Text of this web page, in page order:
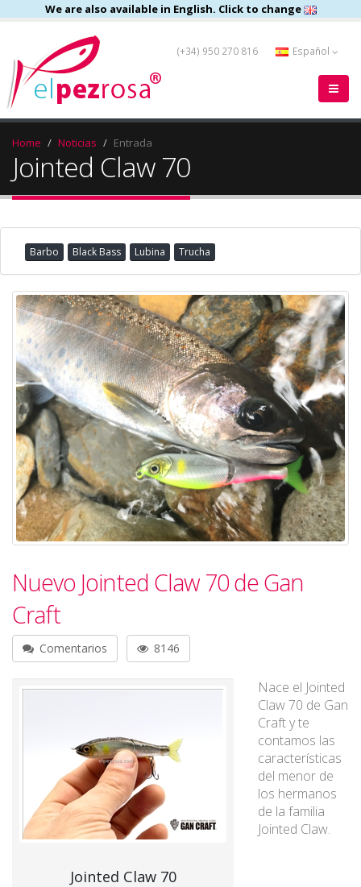
We are also available in English. Click to change
(+34) 950 270 816 Español
Home Noticias Entrada
Jointed Claw 70
Barbo Black Bass Lubina Trucha
Nuevo Jointed Claw 70 de Gan
Craft
Comentarios 8146
Jointed Claw 70
Nace el Jointed
Claw 70 de Gan
Craft y te
contamos las
características
del menor de
los hermanos
de la familia
Jointed Claw.